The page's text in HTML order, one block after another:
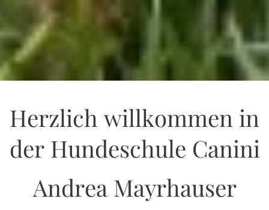
Herzlich willkommen in
der Hundeschule Canini
Andrea Mayrhauser